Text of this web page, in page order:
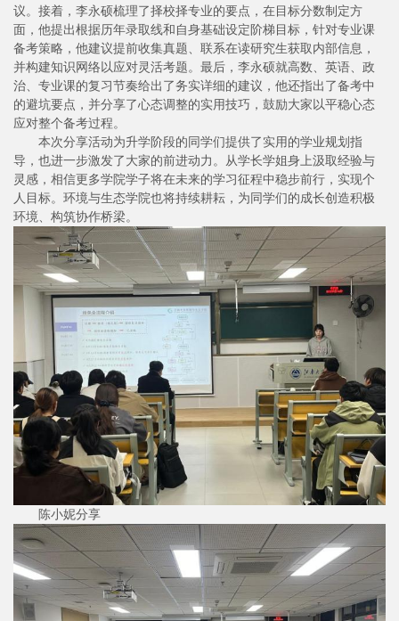
议。接着，李永硕梳理了择校择专业的要点，在目标分数制定方
面，他提出根据历年录取线和自身基础设定阶梯目标，针对专业课
备考策略，他建议提前收集真题、联系在读研究生获取内部信息，
并构建知识网络以应对灵活考题。最后，李永硕就高数、英语、政
治、专业课的复习节奏给出了务实详细的建议，他还指出了备考中
的避坑要点，并分享了心态调整的实用技巧，鼓励大家以平稳心态
应对整个备考过程。
本次分享活动为升学阶段的同学们提供了实用的学业规划指
导，也进一步激发了大家的前进动力。从学长学姐身上汲取经验与
灵感，相信更多学院学子将在未来的学习征程中稳步前行，实现个
人目标。环境与生态学院也将持续耕耘，为同学们的成长创造积极
环境、构筑协作桥梁。
陈小妮分享